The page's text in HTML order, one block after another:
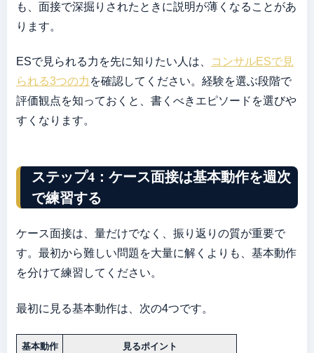
も、面接で深掘りされたときに説明が薄くなることがあ
ります。
ESで見られる力を先に知りたい人は、
コンサルESで見
られる3つの力 を確認してください。経験を選ぶ段階で
評価観点を知っておくと、書くべきエピソードを選びや
すくなります。
ステップ4：ケース面接は基本動作を週次
で練習する
ケース面接は、量だけでなく、振り返りの質が重要で
す。最初から難しい問題を大量に解くよりも、基本動作
を分けて練習してください。
最初に見る基本動作は、次の4つです。
基本動作 見るポイント